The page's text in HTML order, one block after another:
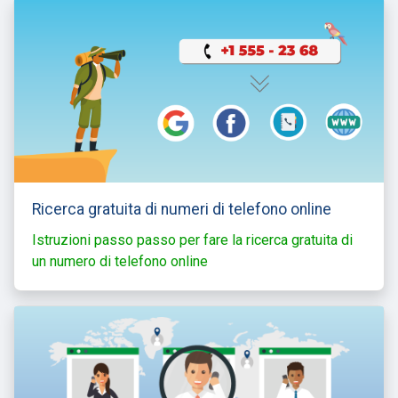
Ricerca gratuita di numeri di telefono online
Istruzioni passo passo per fare la ricerca gratuita di
un numero di telefono online